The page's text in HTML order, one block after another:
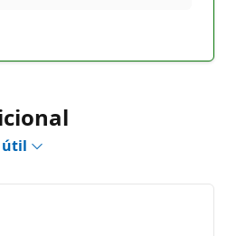
útil